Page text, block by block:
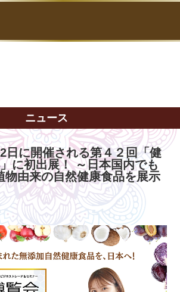
ニュース
日に開催される第４２回「健
に初出展！ ～日本国内でも
物由来の自然健康食品を展示